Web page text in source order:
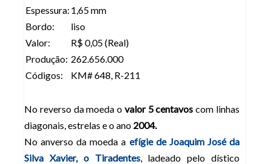
Espessura:
Bordo:
Valor:
Produção:
Códigos:
1,65 mm
liso
R$ 0,05 (Real)
262.656.000
KM# 648, R-211
No reverso da moeda o valor 5 centavos com linhas
diagonais, estrelas e o ano 2004.
No anverso da moeda a efígie de Joaquim José da
Silva Xavier, o Tiradentes, ladeado pelo dístico